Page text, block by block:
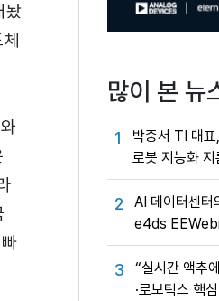
놨
많이 본 뉴
1
박중서 TI 대표
로봇 지능화
2
AI 데이터센
e4ds
3
“실시간 액추
·로보틱스 핵